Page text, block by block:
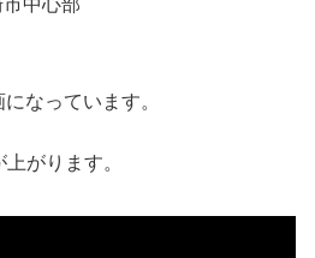
なっています。
がります。